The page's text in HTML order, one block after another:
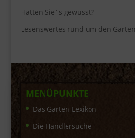
Hätten Sie´s gewusst?
Lesenswertes rund um den Garten
MENÜPUNKTE
Das Garten-Lexikon
Die Händlersuche